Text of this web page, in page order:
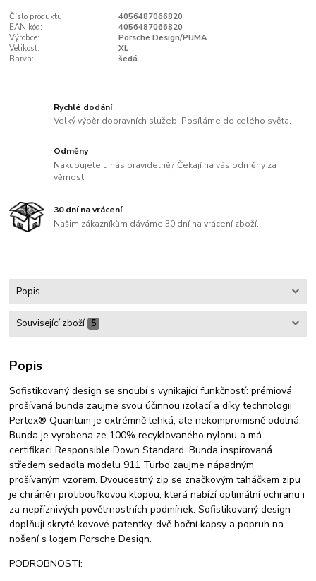
Číslo produktu:
4056487066820
EAN kód:
4056487066820
Výrobce:
Porsche Design/PUMA
Velikost:
XL
Barva:
šedá
Rychlé dodání
Velký výběr dopravních služeb. Posíláme do celého světa.
Odměny
Nakupujete u nás pravidelně? Čekají na vás odměny za
věrnost.
30 dní na vrácení
Našim zákazníkům dáváme 30 dní na vrácení zboží.
Popis
Související zboží 5
Popis
Sofistikovaný design se snoubí s vynikající funkčností: prémiová
prošívaná bunda zaujme svou účinnou izolací a díky technologii
Pertex® Quantum je extrémně lehká, ale nekompromisně odolná.
Bunda je vyrobena ze 100% recyklovaného nylonu a má
certifikaci Responsible Down Standard. Bunda inspirovaná
středem sedadla modelu 911 Turbo zaujme nápadným
prošívaným vzorem. Dvoucestný zip se značkovým taháčkem zipu
je chráněn protibouřkovou klopou, která nabízí optimální ochranu i
za nepříznivých povětrnostních podmínek. Sofistikovaný design
doplňují skryté kovové patentky, dvě boční kapsy a popruh na
nošení s logem Porsche Design.
PODROBNOSTI: